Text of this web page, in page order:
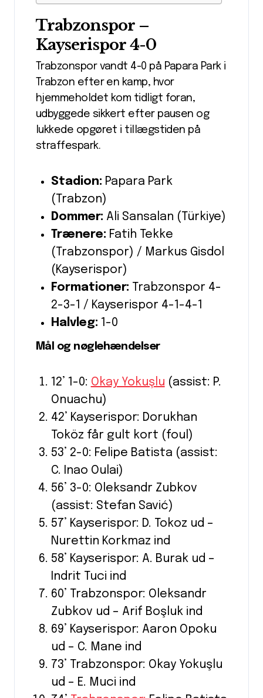
Trabzonspor –
Kayserispor 4-0
Trabzonspor vandt 4-0 på Papara Park i
Trabzon efter en kamp, hvor
hjemmeholdet kom tidligt foran,
udbyggede sikkert efter pausen og
lukkede opgøret i tillægstiden på
straffespark.
Stadion: Papara Park
(Trabzon)
Dommer: Ali Sansalan (Türkiye)
Trænere: Fatih Tekke
(Trabzonspor) / Markus Gisdol
(Kayserispor)
Formationer: Trabzonspor 4-
2-3-1 / Kayserispor 4-1-4-1
Halvleg: 1-0
Mål og nøglehændelser
12’ 1-0: Okay Yokuşlu (assist: P.
Onuachu)
42’ Kayserispor: Dorukhan
Toköz får gult kort (foul)
53’ 2-0: Felipe Batista (assist:
C. Inao Oulai)
56’ 3-0: Oleksandr Zubkov
(assist: Stefan Savić)
57’ Kayserispor: D. Tokoz ud –
Nurettin Korkmaz ind
58’ Kayserispor: A. Burak ud –
Indrit Tuci ind
60’ Trabzonspor: Oleksandr
Zubkov ud – Arif Boşluk ind
69’ Kayserispor: Aaron Opoku
ud – C. Mane ind
73’ Trabzonspor: Okay Yokuşlu
ud – E. Muci ind